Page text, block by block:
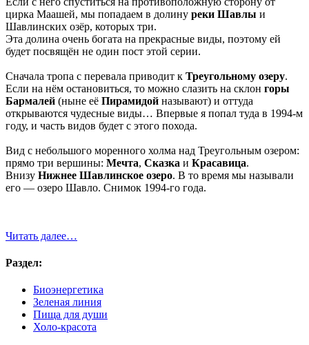
цирка Маашей, мы попадаем в долину реки Шавлы и
Шавлинских озёр, которых три.
Эта долина очень богата на прекрасные виды, поэтому ей
будет посвящён не один пост этой серии.
Сначала тропа с перевала приводит к Треугольному озеру.
Если на нём остановиться, то можно слазить на склон горы
Бармалей (ныне её Пирамидой называют) и оттуда
открываются чудесные виды… Впервые я попал туда в 1994-м
году, и часть видов будет с этого похода.
Вид с небольшого моренного холма над Треугольным озером:
прямо три вершины: Мечта, Сказка и Красавица.
Внизу Нижнее Шавлинское озеро. В то время мы называли
его — озеро Шавло. Снимок 1994-го года.
Читать далее…
Раздел:
Биоэнергетика
Зеленая линия
Пища для души
Холо-красота